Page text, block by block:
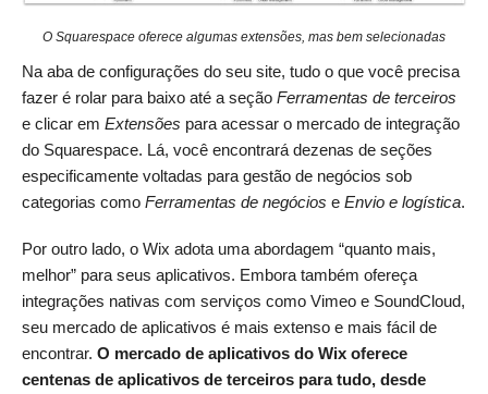
O Squarespace oferece algumas extensões, mas bem selecionadas
Na aba de configurações do seu site, tudo o que você precisa
fazer é rolar para baixo até a seção Ferramentas de terceiros
e clicar em Extensões para acessar o mercado de integração
do Squarespace. Lá, você encontrará dezenas de seções
especificamente voltadas para gestão de negócios sob
categorias como Ferramentas de negócios e Envio e logística.
Por outro lado, o Wix adota uma abordagem “quanto mais,
melhor” para seus aplicativos. Embora também ofereça
integrações nativas com serviços como Vimeo e SoundCloud,
seu mercado de aplicativos é mais extenso e mais fácil de
encontrar. O mercado de aplicativos do Wix oferece
centenas de aplicativos de terceiros para tudo, desde